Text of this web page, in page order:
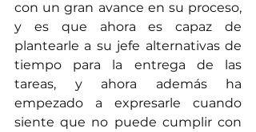
con un gran avance en su proceso,
y es que ahora es capaz de
plantearle a su jefe alternativas de
tiempo para la entrega de las
tareas, y ahora además ha
empezado a expresarle cuando
siente que no puede cumplir con